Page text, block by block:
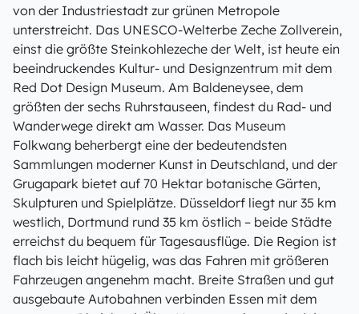
von der Industriestadt zur grünen Metropole
unterstreicht. Das UNESCO-Welterbe Zeche Zollverein,
einst die größte Steinkohlezeche der Welt, ist heute ein
beeindruckendes Kultur- und Designzentrum mit dem
Red Dot Design Museum. Am Baldeneysee, dem
größten der sechs Ruhrstauseen, findest du Rad- und
Wanderwege direkt am Wasser. Das Museum
Folkwang beherbergt eine der bedeutendsten
Sammlungen moderner Kunst in Deutschland, und der
Grugapark bietet auf 70 Hektar botanische Gärten,
Skulpturen und Spielplätze. Düsseldorf liegt nur 35 km
westlich, Dortmund rund 35 km östlich – beide Städte
erreichst du bequem für Tagesausflüge. Die Region ist
flach bis leicht hügelig, was das Fahren mit größeren
Fahrzeugen angenehm macht. Breite Straßen und gut
ausgebaute Autobahnen verbinden Essen mit dem